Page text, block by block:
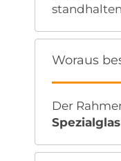
Woraus
Der